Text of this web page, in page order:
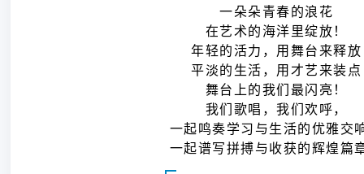
一朵朵青春的浪花
在艺术的海洋里绽放！
年轻的活力，用舞台来释放
平淡的生活，用才艺来装点
舞台上的我们最闪亮！
我们歌唱，我们欢呼，
一起鸣奏学习与生活的优雅交
一起谱写拼搏与收获的辉煌篇